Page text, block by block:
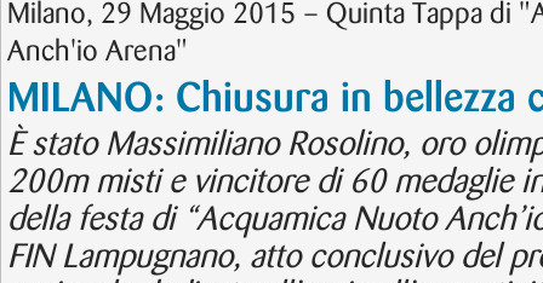
Milano, 29 Maggio 2015 – Quinta Tappa di
Anch'io Arena"
MILANO: Chiusura in bellezza
È stato Massimiliano Rosolino, oro
200m misti e vincitore di 60 medaglie
della festa di “Acquamica Nuoto
FIN Lampugnano, atto conclusivo del